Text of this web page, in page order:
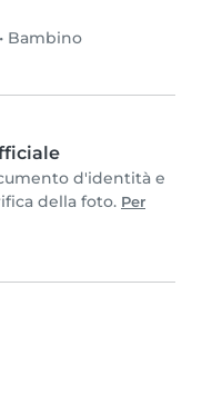
• Bambino
d'identità e
della foto. Per